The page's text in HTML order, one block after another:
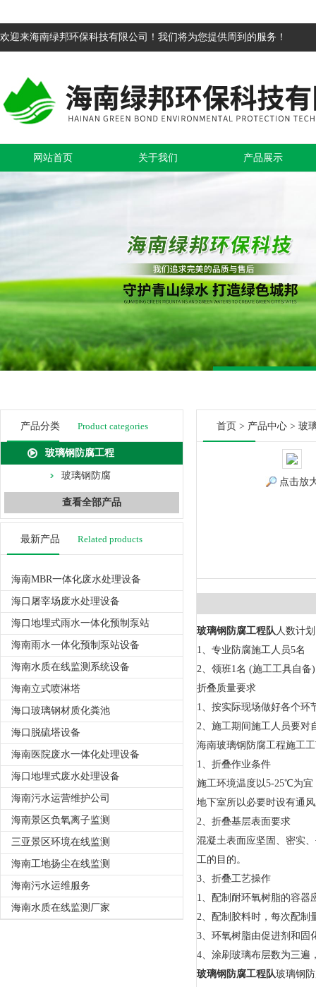
欢迎来海南绿邦环保科技有限公司！我们将为您提供周到的服务！
网站首页 关于我们 产品展示
产品分类 Product categories
玻璃钢防腐工程
玻璃钢防腐
查看全部产品
最新产品 Related products
海南MBR一体化废水处理设备
海口屠宰场废水处理设备
海口地埋式雨水一体化预制泵站
海南雨水一体化预制泵站设备
海南水质在线监测系统设备
海南立式喷淋塔
海口玻璃钢材质化粪池
海口脱硫塔设备
海南医院废水一体化处理设备
海口地埋式废水处理设备
海南污水运营维护公司
海南景区负氧离子监测
三亚景区环境在线监测
海南工地扬尘在线监测
海南污水运维服务
海南水质在线监测厂家
首页 > 产品中心 > 玻
点击放
玻璃钢防腐工程队人数计划
1、专业防腐施工人员5名
2、领班1名 (施工工具自备)
折叠质量要求
1、按实际现场做好各个环
2、施工期间施工人员要对
海南玻璃钢防腐工程施工
1、折叠作业条件
施工环境温度以5-25℃为宜
地下室所以必要时设有通
2、折叠基层表面要求
混凝土表面应坚固、密实
工的目的。
3、折叠工艺操作
1、配制耐环氧树脂的容器
2、配制胶料时，每次配制
3、环氧树脂由促进剂和固
4、涂刷玻璃布层数为三遍
玻璃钢防腐工程队玻璃钢